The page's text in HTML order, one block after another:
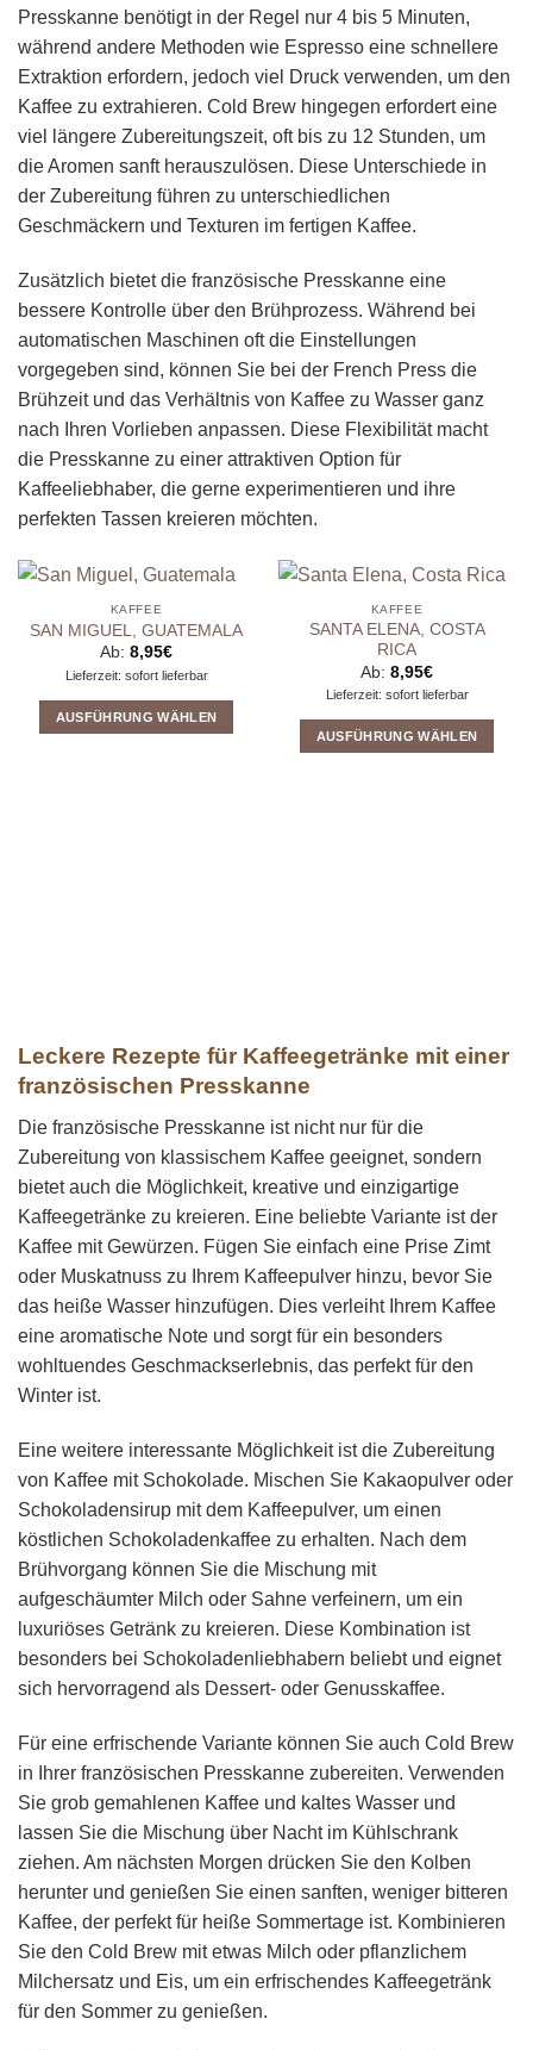
Presskanne benötigt in der Regel nur 4 bis 5 Minuten,
während andere Methoden wie Espresso eine schnellere
Extraktion erfordern, jedoch viel Druck verwenden, um den
Kaffee zu extrahieren. Cold Brew hingegen erfordert eine
viel längere Zubereitungszeit, oft bis zu 12 Stunden, um
die Aromen sanft herauszulösen. Diese Unterschiede in
der Zubereitung führen zu unterschiedlichen
Geschmäckern und Texturen im fertigen Kaffee.
Zusätzlich bietet die französische Presskanne eine
bessere Kontrolle über den Brühprozess. Während bei
automatischen Maschinen oft die Einstellungen
vorgegeben sind, können Sie bei der French Press die
Brühzeit und das Verhältnis von Kaffee zu Wasser ganz
nach Ihren Vorlieben anpassen. Diese Flexibilität macht
die Presskanne zu einer attraktiven Option für
Kaffeeliebhaber, die gerne experimentieren und ihre
perfekten Tassen kreieren möchten.
KAFFEE
SAN MIGUEL, GUATEMALA
Ab: 8,95€
Lieferzeit: sofort lieferbar
AUSFÜHRUNG WÄHLEN
werden
KAFFEE
SANTA ELENA, COSTA
RICA
Ab: 8,95€
Lieferzeit: sofort lieferbar
AUSFÜHRUNG WÄHLEN
gewählt
Leckere Rezepte für Kaffeegetränke mit einer
französischen Presskanne
Die französische Presskanne ist nicht nur für die
Zubereitung von klassischem Kaffee geeignet, sondern
bietet auch die Möglichkeit, kreative und einzigartige
Kaffeegetränke zu kreieren. Eine beliebte Variante ist der
Kaffee mit Gewürzen. Fügen Sie einfach eine Prise Zimt
oder Muskatnuss zu Ihrem Kaffeepulver hinzu, bevor Sie
das heiße Wasser hinzufügen. Dies verleiht Ihrem Kaffee
eine aromatische Note und sorgt für ein besonders
wohltuendes Geschmackserlebnis, das perfekt für den
Winter ist.
Eine weitere interessante Möglichkeit ist die Zubereitung
von Kaffee mit Schokolade. Mischen Sie Kakaopulver oder
Schokoladensirup mit dem Kaffeepulver, um einen
köstlichen Schokoladenkaffee zu erhalten. Nach dem
Brühvorgang können Sie die Mischung mit
aufgeschäumter Milch oder Sahne verfeinern, um ein
luxuriöses Getränk zu kreieren. Diese Kombination ist
besonders bei Schokoladenliebhabern beliebt und eignet
sich hervorragend als Dessert- oder Genusskaffee.
Für eine erfrischende Variante können Sie auch Cold Brew
in Ihrer französischen Presskanne zubereiten. Verwenden
Sie grob gemahlenen Kaffee und kaltes Wasser und
lassen Sie die Mischung über Nacht im Kühlschrank
ziehen. Am nächsten Morgen drücken Sie den Kolben
herunter und genießen Sie einen sanften, weniger bitteren
Kaffee, der perfekt für heiße Sommertage ist. Kombinieren
Sie den Cold Brew mit etwas Milch oder pflanzlichem
Milchersatz und Eis, um ein erfrischendes Kaffeegetränk
für den Sommer zu genießen.